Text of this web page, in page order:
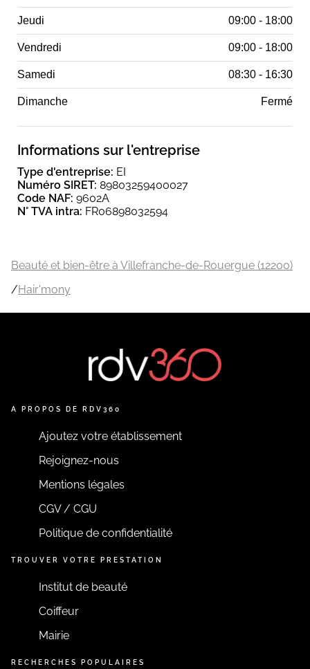
Jeudi 09:00 - 18:00
Vendredi 09:00 - 18:00
Samedi 08:30 - 16:30
Dimanche Fermé
Informations sur l'entreprise
Type d'entreprise: EI
Numéro SIRET: 89803259400027
Code NAF: 9602A
N° TVA intra: FR06898032594
Beauté et bien-être à Villefranche-de-Rouergue (12200)
/Hair'mony
A PROPOS DE RDV360
Ajoutez votre établissement
Rejoignez-nous
Mentions légales
CGV / CGU
Politique de confidentialité
TROUVER VOTRE PRESTATION
Institut de beauté
Coiffeur
Mairie
RECHERCHES POPULAIRES